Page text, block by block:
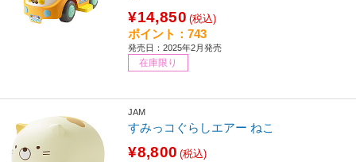
¥14,850 (税込)
ポイント：743
発売日：2025年2月発売
在庫限り
JAM
すみっコぐらしエアー ねこ
¥8,800 (税込)